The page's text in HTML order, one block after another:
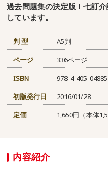
過去問題集の決定版！七訂
しています。
判 型
A5判
ページ
336ページ
ISBN
978-4-405-
初版発行日
2016/01/28
定価
1,650円（本体
内容紹介